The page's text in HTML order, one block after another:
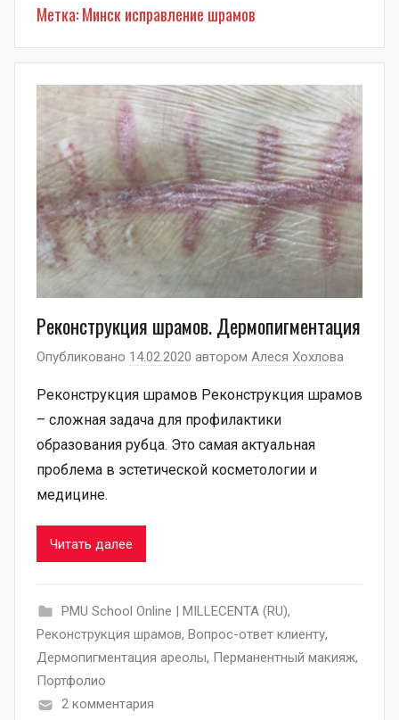
Метка:Минск исправление шрамов
Реконструкция шрамов. Дермопигментация
Опубликовано 14.02.2020 автором Алеся Хохлова
Реконструкция шрамов Реконструкция шрамов
– сложная задача для профилактики
образования рубца. Это самая актуальная
проблема в эстетической косметологии и
медицине.
Читать далее
PMU School Online | MILLECENTA (RU),
Pеконструкция шрамов, Вопрос-ответ клиенту,
Дермопигментация ареолы, Перманентный макияж,
Портфолио
2 комментария